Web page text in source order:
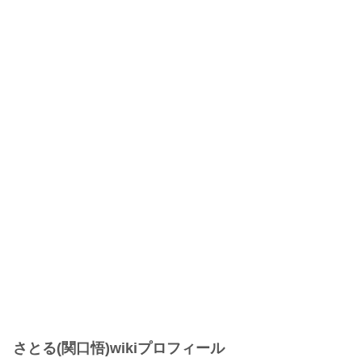
さとる(関口悟)wikiプロフィール